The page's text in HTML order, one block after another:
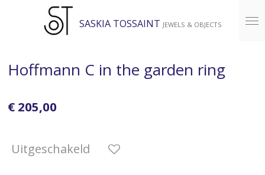
hoofdinhoud
SASKIA TOSSAINT JEWELS & OBJECTS
Hoffmann C in the garden ring
€ 205,00
Uitgeschakeld